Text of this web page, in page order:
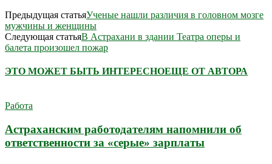
Предыдущая статьяУченые нашли различия в головном мозге
мужчины и женщины
Следующая статьяВ Астрахани в здании Театра оперы и
балета произошел пожар
ЭТО МОЖЕТ БЫТЬ ИНТЕРЕСНОЕЩЕ ОТ АВТОРА
Работа
Астраханским работодателям напомнили об
ответственности за «серые» зарплаты